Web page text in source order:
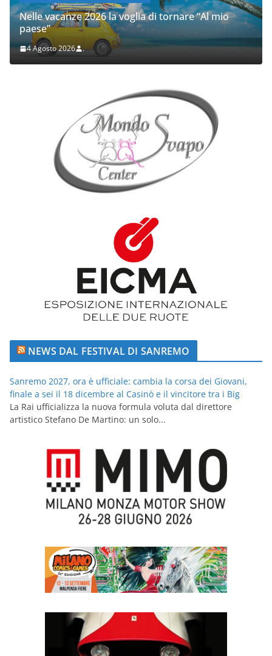
Nelle vacanze 2026 la voglia di tornare “Al mio
paese”
4 Agosto 2026 .
NEWS DAL FESTIVAL DI SANREMO
Sanremo 2027, ora è ufficiale: cambia la corsa dei Giovani,
finale a sei il 18 dicembre al Casinò e il vincitore tra i Big
La Rai ufficializza la nuova formula voluta dal direttore
artistico Stefano De Martino: un solo...